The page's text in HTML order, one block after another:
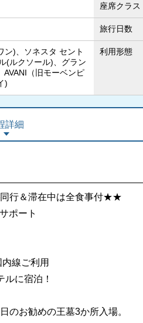
座席クラス
旅行日数
ン)、ソネスタ セント
(ルクソール)、グラン
AVANI（旧モーベンピ
)
利用形態
詳細
行＆滞在中は全食事付★★
ポート
線ご利用
に宿泊！
のお勧めの王墓3か所入場。